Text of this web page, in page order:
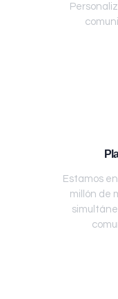
Estamos
millón de